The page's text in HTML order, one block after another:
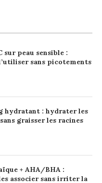
sur peau sensible :
sans picotements
hydratant : hydrater les
graisser les racines
+ AHA/BHA :
associer sans irriter la